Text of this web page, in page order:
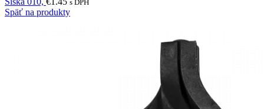
s DPH
Späť na produkty